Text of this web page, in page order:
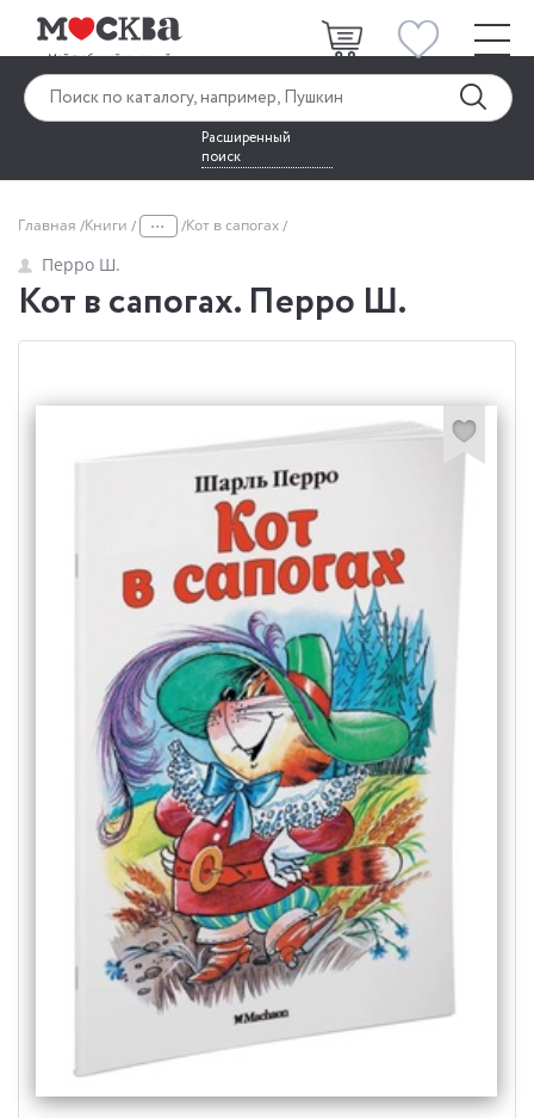
Расширенный
поиск
Главная Книги ... Кот в сапогах
Перро Ш.
Кот в сапогах. Перро Ш.